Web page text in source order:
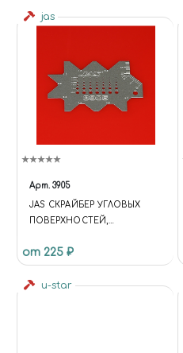
jas
Арт. 3905
JAS СКРАЙБЕР УГЛОВЫХ
ПОВЕРХНОСТЕЙ,
БОЛТОВ И ГАЕК
от 225 ₽
u-star